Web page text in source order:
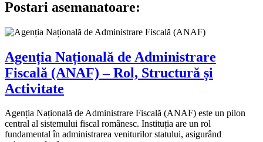
articole
Postari asemanatoare:
Agenția Națională de Administrare
Fiscală (ANAF) – Rol, Structură și
Activitate
Agenția Națională de Administrare Fiscală (ANAF) este un pilon
central al sistemului fiscal românesc. Instituția are un rol
fundamental în administrarea veniturilor statului, asigurând